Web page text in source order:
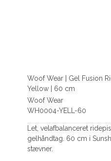
Woof Wear | Gel Fusion
Yellow | 60 cm
Woof Wear
WH0004-YELL-60
Let, velafbalanceret
gelhåndtag. 60 cm i
stævner.